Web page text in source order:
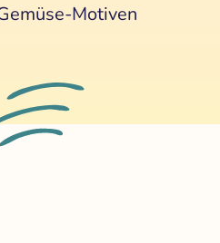
Motiven